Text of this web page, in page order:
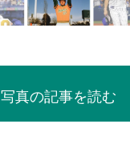
写真の記事を読む